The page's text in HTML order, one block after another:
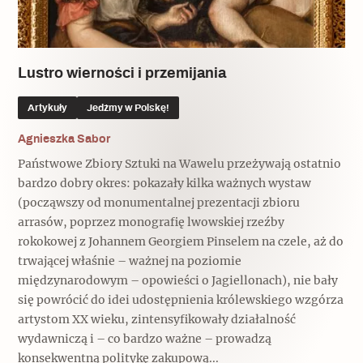
Kruchość rzeczy
Wywiady
Popularne
Dolnośląski Indiana Jones
Recenzje
Popularne
Ulubieniec Fortuny
Jak wskrzesić smak
Ludzie
Popularne
Siostry rzeźbiarki
Jedźmy w Polskę!
Biskupin - rezerwat archeologiczny
Muzea od nowa
Popularne
Jak to działa? Czyli nowa odsłona
Narodowego Muzeum Techniki
Polska ze smakiem
Popularne
Kuchnia w Ostromecku: puder z
jarmużu, zupa z krwi
Zobacz również
Patronaty
MonumentApp
Mapa skojarzeń
Krakowskie Kawiarnie
Lustro wierności i przemijania
Artykuły Jedźmy w Polskę!
Agnieszka Sabor
Państwowe Zbiory Sztuki na Wawelu przeżywają ostatnio
bardzo dobry okres: pokazały kilka ważnych wystaw
(począwszy od monumentalnej prezentacji zbioru
arrasów, poprzez monografię lwowskiej rzeźby
rokokowej z Johannem Georgiem Pinselem na czele, aż do
trwającej właśnie – ważnej na poziomie
międzynarodowym – opowieści o Jagiellonach), nie bały
się powrócić do idei udostępnienia królewskiego wzgórza
artystom XX wieku, zintensyfikowały działalność
wydawniczą i – co bardzo ważne – prowadzą
konsekwentną politykę zakupową...